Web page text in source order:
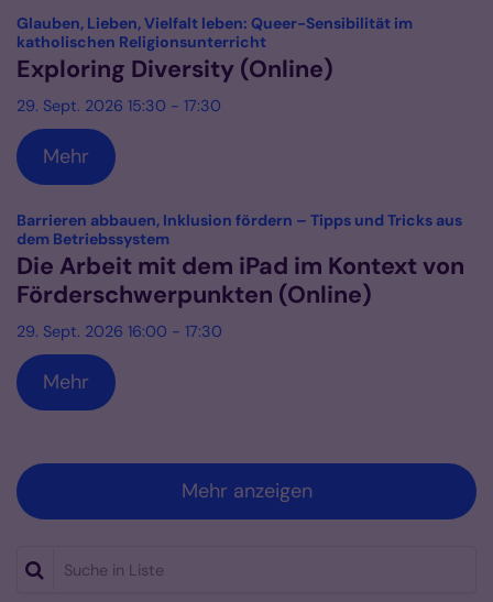
Datum: 29. September 2026
Glauben, Lieben, Vielfalt leben: Queer-Sensibilität im
katholischen Religionsunterricht:
Exploring Diversity (Online)
29. Sept. 2026 15:30 - 17:30
Mehr
Barrieren abbauen, Inklusion fördern – Tipps und Tricks aus
dem Betriebssystem:
Die Arbeit mit dem iPad im Kontext von
Förderschwerpunkten (Online)
29. Sept. 2026 16:00 - 17:30
Mehr
Mehr anzeigen
Suche in Liste